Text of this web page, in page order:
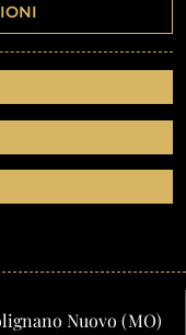
Nuovo (MO)